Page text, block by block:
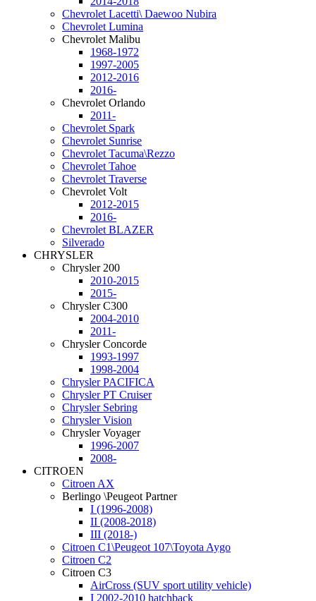
Chevrolet Lacetti\ Daewoo Nubira
Chevrolet Lumina
Chevrolet Malibu
1968-1972
1997-2005
2012-2016
2016-
Chevrolet Orlando
2011-
Chevrolet Spark
Chevrolet Sunrise
Chevrolet Tacuma\Rezzo
Chevrolet Tahoe
Chevrolet Traverse
Chevrolet Volt
2012-2015
2016-
Chevrolet BLAZER
Silverado
CHRYSLER
Chrysler 200
2010-2015
2015-
Chrysler C300
2004-2010
2011-
Chrysler Concorde
1993-1997
1998-2004
Chrysler PACIFICA
Chrysler PT Cruiser
Chrysler Sebring
Chrysler Vision
Chrysler Voyager
1996-2007
2008-
CITROEN
Citroen AX
Berlingo \Peugeot Partner
I (1996-2008)
II (2008-2018)
III (2018-)
Citroen C1\Peugeot 107\Toyota Aygo
Citroen C2
Citroen C3
AirCross (SUV sport utility vehicle)
I 2002-2010 hatchback